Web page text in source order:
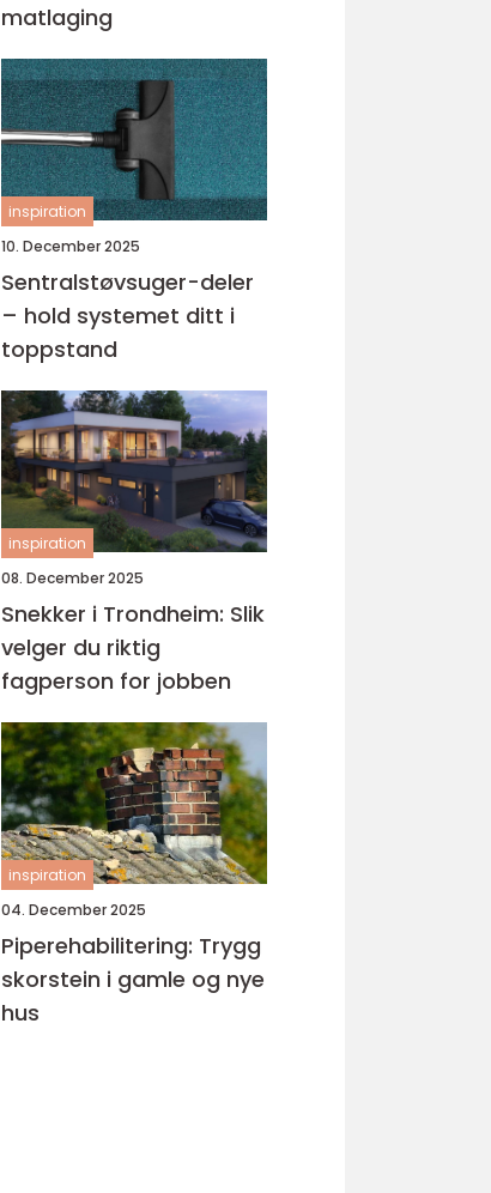
matlaging
inspiration
10. December 2025
Sentralstøvsuger-deler
– hold systemet ditt i
toppstand
inspiration
08. December 2025
Snekker i Trondheim: Slik
velger du riktig
fagperson for jobben
inspiration
04. December 2025
Piperehabilitering: Trygg
skorstein i gamle og nye
hus